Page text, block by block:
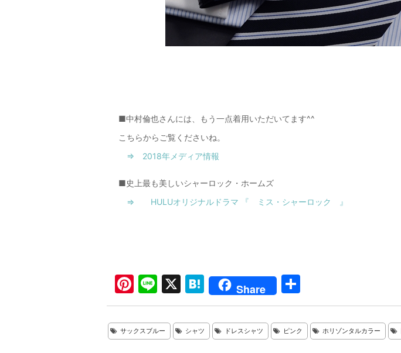
■中村倫也さんには、もう一点着用いただいてます^^
こちらからご覧くださいね。
⇒ 2018年メディア情報
■史上最も美しいシャーロック・ホームズ
⇒ HULUオリジナルドラマ 『 ミス・シャーロック 』
Pi
nt
er
e
Li
n
e
X
H
at
e
n
Share
有
サックスブルー シャツ ドレスシャツ ピンク ホリゾンタルカラー